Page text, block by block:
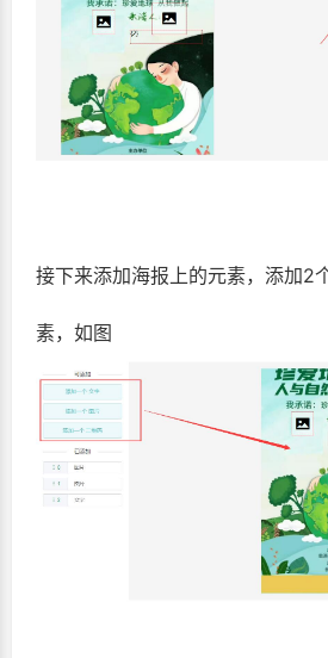
接下来添加海报上的元素，添加2
素，如图